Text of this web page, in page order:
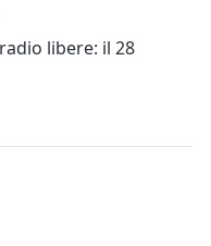
libere: il 28